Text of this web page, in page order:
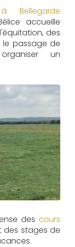
Bellegarde
accueille
des
passage de
un
des cours
des stages de